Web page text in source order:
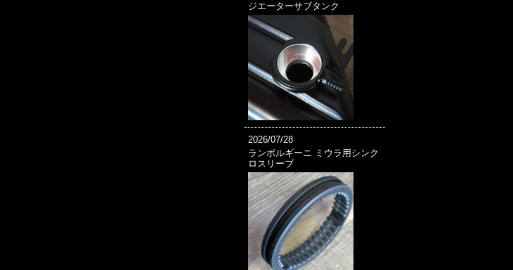
ジエーターサブタンク
2026/07/28
ランボルギーニ ミウラ用シンク
ロスリーブ